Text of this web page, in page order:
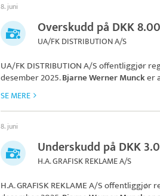
8. juni
Overskudd på DKK
UA/FK DISTRIBUTION A/S
UA/FK DISTRIBUTION A/Soffentliggjør
desember 2025.Bjarne Werner Muncker
SE MERE
8. juni
Underskudd på DKK
H.A. GRAFISK REKLAME A/S
H.A. GRAFISK REKLAME A/Soffentliggjør